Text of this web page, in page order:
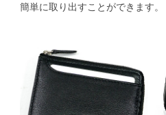
簡単に取り出すことができます。